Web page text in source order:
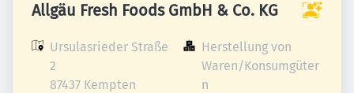
Allgäu Fresh Foods GmbH & Co. KG
Ursulasrieder Straße
2
87437 Kempten
Herstellung von
Waren/Konsumgüter
n